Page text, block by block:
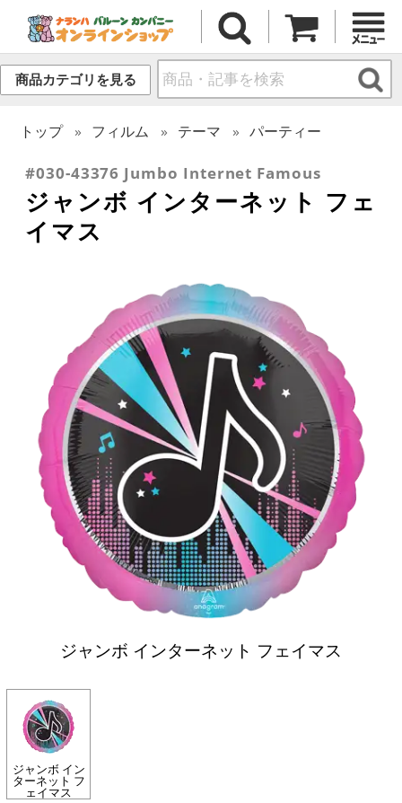
商品カテゴリを見る
トップ フィルム テーマ パーティー
#030-43376 Jumbo Internet Famous
ジャンボ インターネット フェ
イマス
ジャンボ インターネット フェイマス
ジャンボ イン
ターネット フ
ェイマス